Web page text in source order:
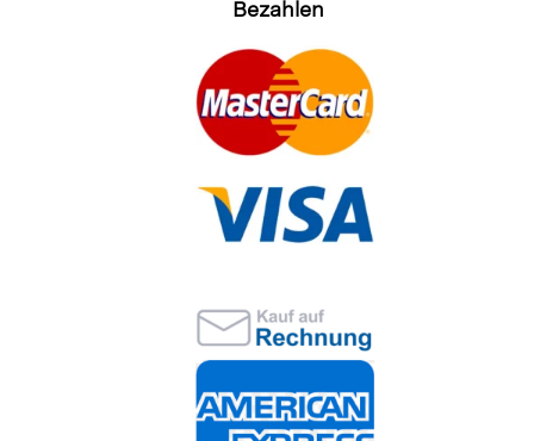
Bezahlen